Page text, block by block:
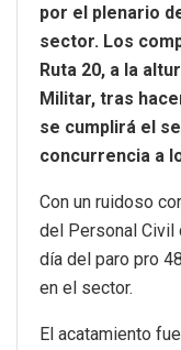
por el plenario
sector. Los
Ruta 20, a la
Militar, tras
se cumplirá el
concurrencia a
Con un ruidoso
del Personal Civil
día del paro pro
en el sector.
El acatamiento